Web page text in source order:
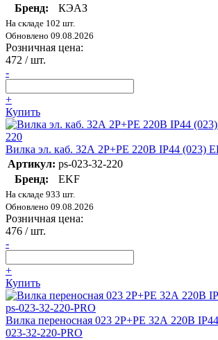
Бренд:
КЭАЗ
На складе 102 шт.
Обновлено 09.08.2026
Розничная цена:
472 / шт.
-
+
Купить
Вилка эл. каб. 32А 2P+РЕ 220В IP44 (023)
Артикул: ps-023-32-220
Бренд:
EKF
На складе 933 шт.
Обновлено 09.08.2026
Розничная цена:
476 / шт.
-
+
Купить
Вилка переносная 023 2Р+РЕ 32А 220В
023-32-220-PRO